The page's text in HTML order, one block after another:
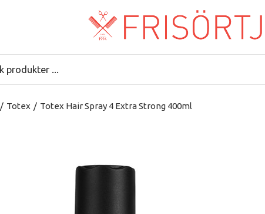
/ Totex / Totex Hair Spray 4 Extra Strong 400ml